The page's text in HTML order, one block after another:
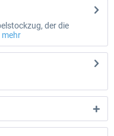
der die
mehr